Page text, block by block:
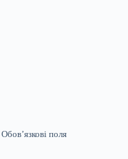
Обов’язкові поля